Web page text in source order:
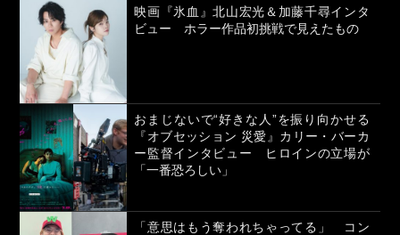
映画『氷血』北山宏光＆加藤千尋インタ
ビュー ホラー作品初挑戦で見えたもの
おまじないで“好きな人”を振り向かせる
『オブセッション 災愛』カリー・バーカ
ー監督インタビュー ヒロインの立場が
「一番恐ろしい」
「意思はもう奪われちゃってる」 コン